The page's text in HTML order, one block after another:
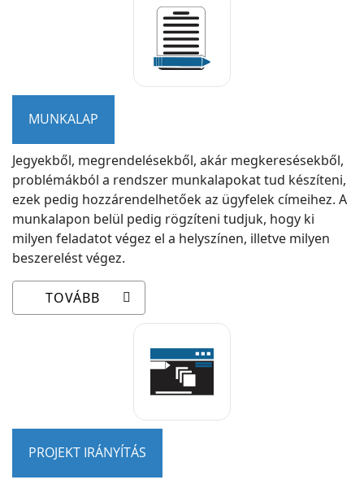
MUNKALAP
Jegyekből, megrendelésekből, akár megkeresésekből,
problémákból a rendszer munkalapokat tud készíteni,
ezek pedig hozzárendelhetőek az ügyfelek címeihez. A
munkalapon belül pedig rögzíteni tudjuk, hogy ki
milyen feladatot végez el a helyszínen, illetve milyen
beszerelést végez.
TOVÁBB
PROJEKT IRÁNYÍTÁS